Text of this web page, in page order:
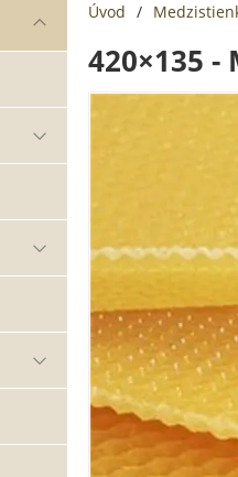
Úvod /
420×135